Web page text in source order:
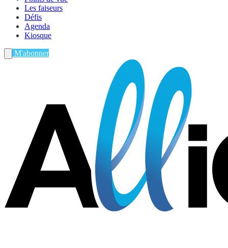
Les faiseurs
Défis
Agenda
Kiosque
M'abonner